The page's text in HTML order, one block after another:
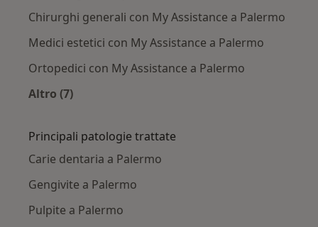
Chirurghi generali con My Assistance a Palermo
Medici estetici con My Assistance a Palermo
Ortopedici con My Assistance a Palermo
Altro (7)
Principali patologie trattate
Carie dentaria a Palermo
Gengivite a Palermo
Pulpite a Palermo